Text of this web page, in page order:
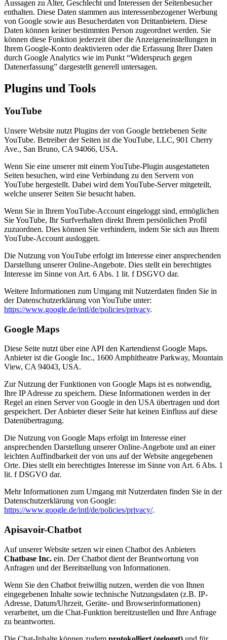
Aussagen zu Alter, Geschlecht und Interessen der Seitenbesucher
enthalten. Diese Daten stammen aus interessenbezogener Werbung
von Google sowie aus Besucherdaten von Drittanbietern. Diese
Daten können keiner bestimmten Person zugeordnet werden. Sie
können diese Funktion jederzeit über die Anzeigeneinstellungen in
Ihrem Google-Konto deaktivieren oder die Erfassung Ihrer Daten
durch Google Analytics wie im Punkt “Widerspruch gegen
Datenerfassung” dargestellt generell untersagen.
Plugins und Tools
YouTube
Unsere Website nutzt Plugins der von Google betriebenen Seite
YouTube. Betreiber der Seiten ist die YouTube, LLC, 901 Cherry
Ave., San Bruno, CA 94066, USA.
Wenn Sie eine unserer mit einem YouTube-Plugin ausgestatteten
Seiten besuchen, wird eine Verbindung zu den Servern von
YouTube hergestellt. Dabei wird dem YouTube-Server mitgeteilt,
welche unserer Seiten Sie besucht haben.
Wenn Sie in Ihrem YouTube-Account eingeloggt sind, ermöglichen
Sie YouTube, Ihr Surfverhalten direkt Ihrem persönlichen Profil
zuzuordnen. Dies können Sie verhindern, indem Sie sich aus Ihrem
YouTube-Account ausloggen.
Die Nutzung von YouTube erfolgt im Interesse einer ansprechenden
Darstellung unserer Online-Angebote. Dies stellt ein berechtigtes
Interesse im Sinne von Art. 6 Abs. 1 lit. f DSGVO dar.
Weitere Informationen zum Umgang mit Nutzerdaten finden Sie in
der Datenschutzerklärung von YouTube unter:
https://www.google.de/intl/de/policies/privacy.
Google Maps
Diese Seite nutzt über eine API den Kartendienst Google Maps.
Anbieter ist die Google Inc., 1600 Amphitheatre Parkway, Mountain
View, CA 94043, USA.
Zur Nutzung der Funktionen von Google Maps ist es notwendig,
Ihre IP Adresse zu speichern. Diese Informationen werden in der
Regel an einen Server von Google in den USA übertragen und dort
gespeichert. Der Anbieter dieser Seite hat keinen Einfluss auf diese
Datenübertragung.
Die Nutzung von Google Maps erfolgt im Interesse einer
ansprechenden Darstellung unserer Online-Angebote und an einer
leichten Auffindbarkeit der von uns auf der Website angegebenen
Orte. Dies stellt ein berechtigtes Interesse im Sinne von Art. 6 Abs. 1
lit. f DSGVO dar.
Mehr Informationen zum Umgang mit Nutzerdaten finden Sie in der
Datenschutzerklärung von Google:
https://www.google.de/intl/de/policies/privacy/.
Apisavoir-Chatbot
Auf unserer Website setzen wir einen Chatbot des Anbieters
Chatbase Inc. ein. Der Chatbot dient der Beantwortung von
Anfragen und der Bereitstellung von Informationen.
Wenn Sie den Chatbot freiwillig nutzen, werden die von Ihnen
eingegebenen Inhalte sowie technische Nutzungsdaten (z.B. IP-
Adresse, Datum/Uhrzeit, Geräte- und Browserinformationen)
verarbeitet, um die Chat-Funktion bereitzustellen und Ihre Anfrage
zu beantworten.